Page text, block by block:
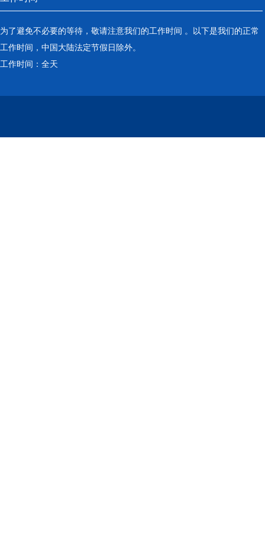
为了避免不必要的等待，敬请注意我们的工作时间 。以下是我们的正常
工作时间，中国大陆法定节假日除外。
工作时间：全天